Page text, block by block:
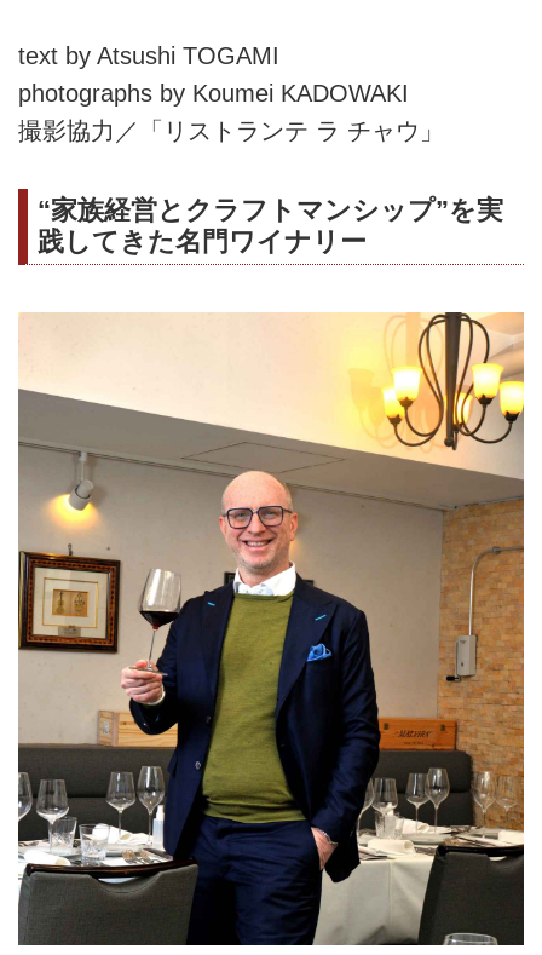
text by Atsushi TOGAMI
photographs by Koumei KADOWAKI
撮影協力／「リストランテ ラ チャウ」
“家族経営とクラフトマンシップ”を実
践してきた名門ワイナリー